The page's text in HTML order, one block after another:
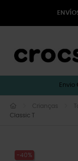
Envio
Crianças
Classic T
-40%